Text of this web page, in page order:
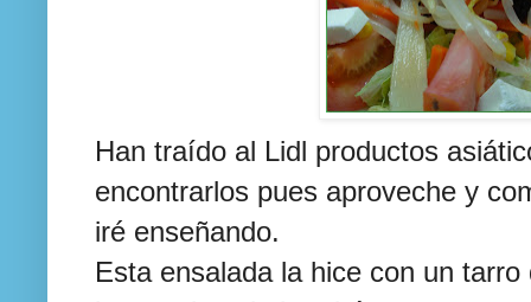
Han traído al Lidl productos
encontrarlos pues aproveche y
iré enseñando.
Esta ensalada la hice con un